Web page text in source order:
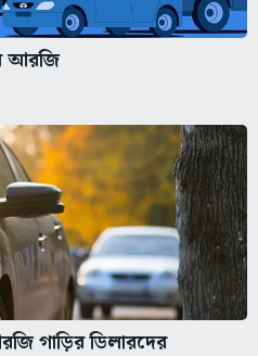
আরজি
গাড়ির ডিলারদের